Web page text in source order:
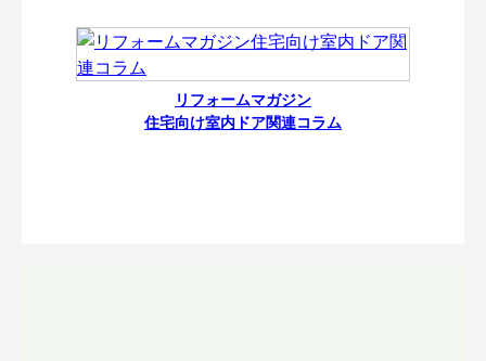
リフォームマガジン
住宅向け室内ドア関連コラム